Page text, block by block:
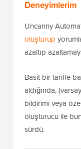
Deneyimlerim
Uncanny
oluşturup
azaltıp
Basit bir tarifle
aldığında,
bildirimi veya
oluşturucu ile
sürdü.